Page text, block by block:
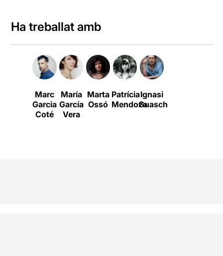
Ha treballat amb
Marc
Garcia
Coté
María
García
Vera
Marta
Ossó
Patrícia
Mendoza
Ignasi
Guasch